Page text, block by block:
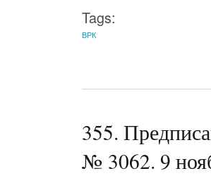
Tags:
ВРК
355.
№ 3062. 9